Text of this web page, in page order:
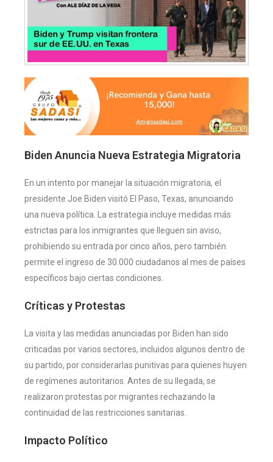
Biden Anuncia Nueva Estrategia Migratoria
En un intento por manejar la situación migratoria, el
presidente Joe Biden visitó El Paso, Texas, anunciando
una nueva política. La estrategia incluye medidas más
estrictas para los inmigrantes que lleguen sin aviso,
prohibiendo su entrada por cinco años, pero también
permite el ingreso de 30.000 ciudadanos al mes de países
específicos bajo ciertas condiciones.
Críticas y Protestas
La visita y las medidas anunciadas por Biden han sido
criticadas por varios sectores, incluidos algunos dentro de
su partido, por considerarlas punitivas para quienes huyen
de regímenes autoritarios. Antes de su llegada, se
realizaron protestas por migrantes rechazando la
continuidad de las restricciones sanitarias.
Impacto Político